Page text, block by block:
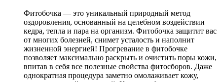
Фитобочка — это уникальный природный метод
оздоровления, основанный на целебном воздействии
кедра, тепла и пара на организм. Фитобочка защитит вас
от многих болезней, снимет усталость и наполнит
жизненной энергией! Прогревание в фитобочке
позволяет максимально раскрыть и очистить поры кожи,
впитав в себя все полезные свойства фитосборов. Даже
однократная процедура заметно омолаживает кожу,